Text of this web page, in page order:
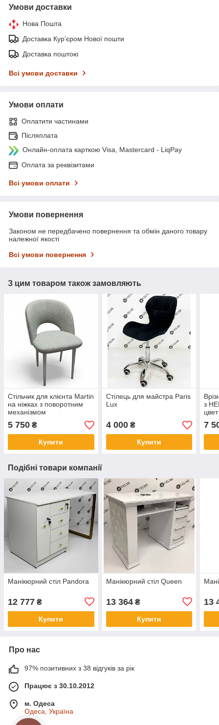
Умови доставки
Нова Пошта
Доставка Курʼєром Нової пошти
Доставка поштою
Всі умови доставки
Умови оплати
Оплатити частинами
Післяплата
Онлайн-оплата карткою Visa, Mastercard - LiqPay
Оплата за реквізитами
Всі умови оплати
Умови повернення
Законом не передбачено повернення та обмін даного товару
належної якості
Всі умови повернення
З цим товаром також замовляють
Стільчик для клієнта Martin
на ніжках з поворотним
механізмом
5 750 ₴
Купити
Стілець для майстра Paris
Lux
4 000₴
Купити
з
7
Подібні товари компанії
Манікюрний стіл Pandora
12 777 ₴
Купити
Манікюрний стіл Queen
13 364₴
Купити
13
Про нас
97% позитивних з 38 відгуків за рік
Працює з 30.10.2012
м. Одеса
Одеса, Україна